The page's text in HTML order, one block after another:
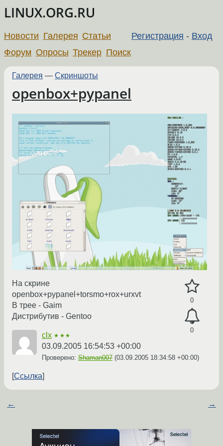
LINUX.ORG.RU
Регистрация - Вход
Новости Галерея Статьи
Форум Опросы Трекер Поиск
Галерея — Скриншоты
openbox+pypanel
0
0
На скрине
openbox+pypanel+torsmo+rox+urxvt
В трее - Gaim
Дистрибутив - Gentoo
clx ★★★
03.09.2005 16:54:53 +00:00
Проверено: Shaman007 (03.09.2005 18:34:58 +00:00)
Ссылка
← →